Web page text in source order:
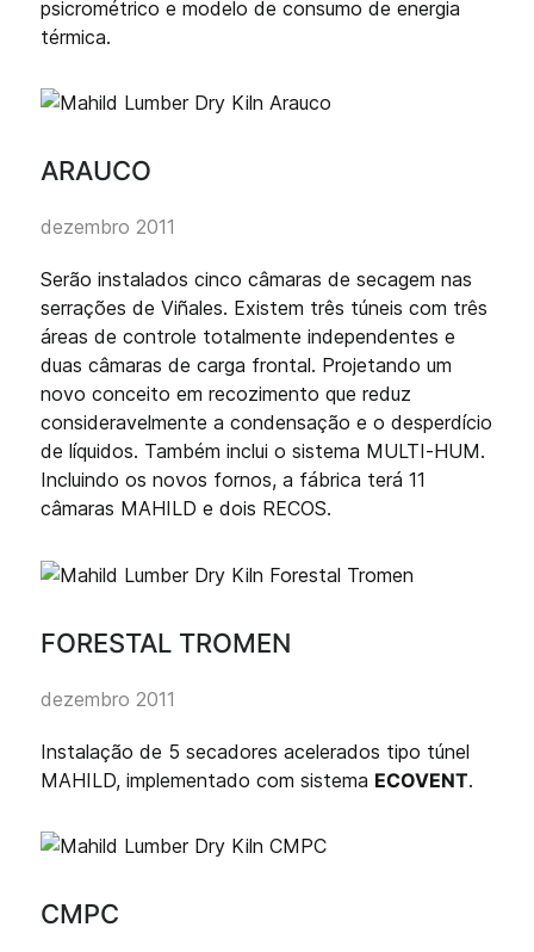
psicrométrico e modelo de consumo de energia
térmica.
ARAUCO
dezembro 2011
Serão instalados cinco câmaras de secagem nas
serrações de Viñales. Existem três túneis com três
áreas de controle totalmente independentes e
duas câmaras de carga frontal. Projetando um
novo conceito em recozimento que reduz
consideravelmente a condensação e o desperdício
de líquidos. Também inclui o sistema MULTI-HUM.
Incluindo os novos fornos, a fábrica terá 11
câmaras MAHILD e dois RECOS.
FORESTAL TROMEN
dezembro 2011
Instalação de 5 secadores acelerados tipo túnel
MAHILD, implementado com sistema ECOVENT.
CMPC